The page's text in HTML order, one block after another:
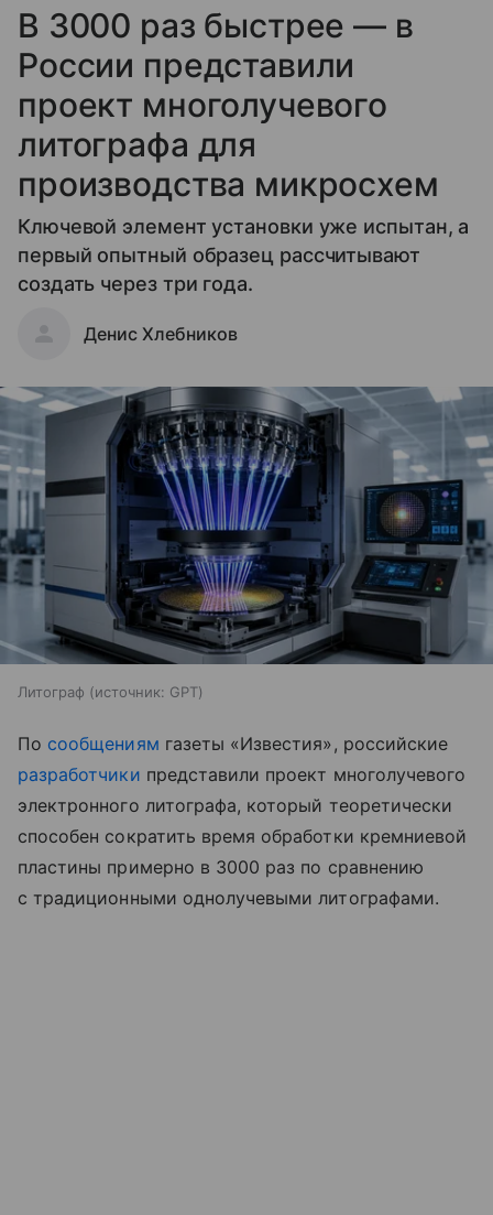
В 3000 раз быстрее — в
России представили
проект многолучевого
литографа для
производства микросхем
Ключевой элемент установки уже испытан, а
первый опытный образец рассчитывают
создать через три года.
Денис Хлебников
Литограф источник: GPT
По сообщениям газеты «Известия», российские
разработчики представили проект многолучевого
электронного литографа, который теоретически
способен сократить время обработки кремниевой
пластины примерно в 3000 раз по сравнению
с традиционными однолучевыми литографами.